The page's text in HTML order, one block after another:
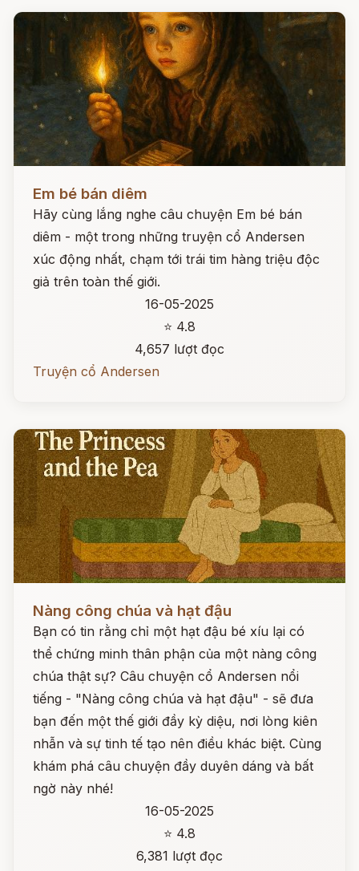
Em bé bán diêm
Hãy cùng lắng nghe câu chuyện Em bé bán
diêm - một trong những truyện cổ Andersen
xúc động nhất, chạm tới trái tim hàng triệu độc
giả trên toàn thế giới.
16-05-2025
⭐ 4.8
4,657 lượt đọc
Truyện cổ Andersen
Nàng công chúa và hạt đậu
Bạn có tin rằng chỉ một hạt đậu bé xíu lại có
thể chứng minh thân phận của một nàng công
chúa thật sự? Câu chuyện cổ Andersen nổi
tiếng - "Nàng công chúa và hạt đậu" - sẽ đưa
bạn đến một thế giới đầy kỳ diệu, nơi lòng kiên
nhẫn và sự tinh tế tạo nên điều khác biệt. Cùng
khám phá câu chuyện đầy duyên dáng và bất
ngờ này nhé!
16-05-2025
⭐ 4.8
6,381 lượt đọc